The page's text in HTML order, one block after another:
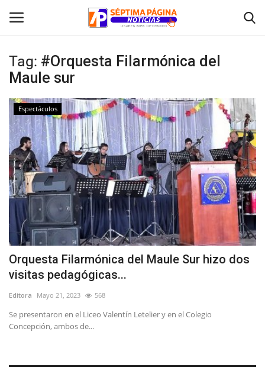
Inicio
Crónica
Policial
Tribunales
Deporte
Política
Espectáculos
Tag: #Orquesta Filarmónica del
Maule sur
Espectáculos
Orquesta Filarmónica del Maule Sur hizo dos
visitas pedagógicas...
Editora Mayo 21, 2023 568
Se presentaron en el Liceo Valentín Letelier y en el Colegio
Concepción, ambos de...